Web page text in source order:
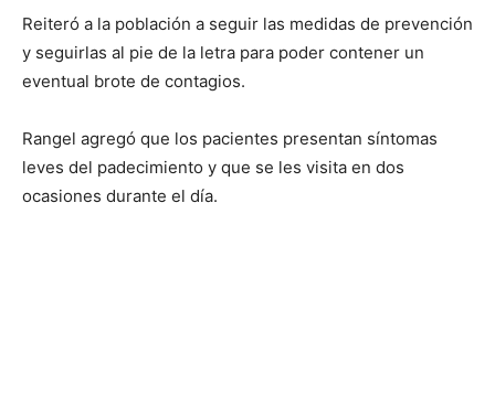
Reiteró a la población a seguir las medidas de prevención
y seguirlas al pie de la letra para poder contener un
eventual brote de contagios.
Rangel agregó que los pacientes presentan síntomas
leves del padecimiento y que se les visita en dos
ocasiones durante el día.